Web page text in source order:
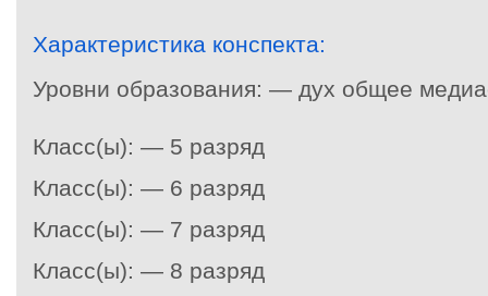
Характеристика конспекта:
Уровни образования: — дух общее
Класс(ы): — 5 разряд
Класс(ы): — 6 разряд
Класс(ы): — 7 разряд
Класс(ы): — 8 разряд